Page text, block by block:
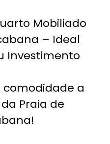
Mobiliado
– Ideal
Investimento
comodidade a
Praia de